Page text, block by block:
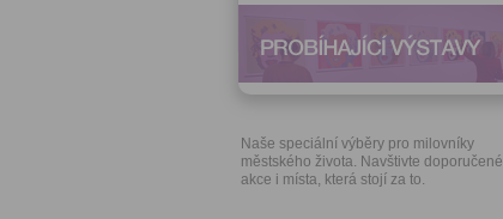
Naše speciální výběry pro milovníky
městského života. Navštivte doporučené
akce i místa, která stojí za to.